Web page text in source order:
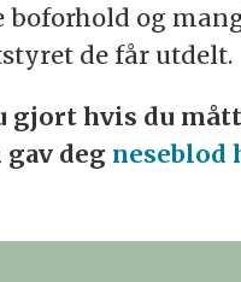
boforhold og
de får utdelt.
gjort hvis du
deg neseblod